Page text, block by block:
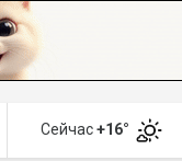
Сейчас+16°